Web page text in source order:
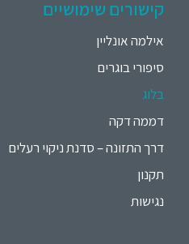
קישורים שימושיים
אילמה אונליין
סיפורי בוגרים
בלוג
דממה דקה
דרך התזונה – סדנת ניקוי רעלים
תקנון
נגישות